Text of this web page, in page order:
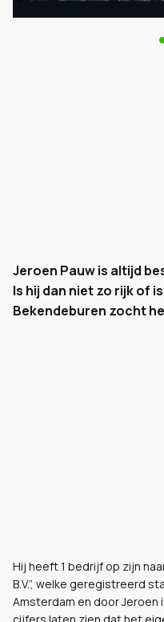
Jeroen Pauw is altijd
Is hij dan niet zo rijk of
Bekendeburen zocht
Hij heeft 1 bedrijf op zijn
B.V.”, welke geregistreerd
Amsterdam en door